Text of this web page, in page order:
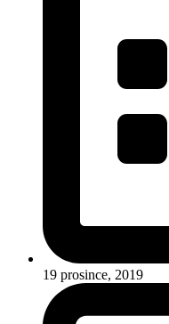
19 prosince, 2019